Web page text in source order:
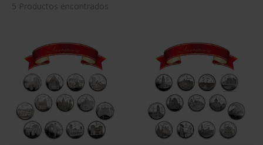
5 Productos encontrados